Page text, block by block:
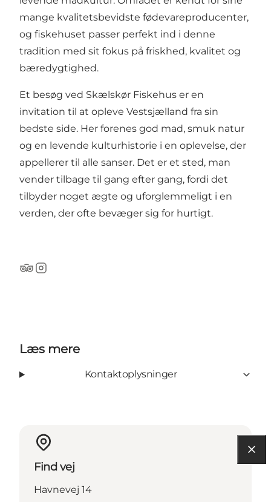
mange kvalitetsbevidste fødevareproducenter,
og fiskehuset passer perfekt ind i denne
tradition med sit fokus på friskhed, kvalitet og
bæredygtighed.
Et besøg ved Skælskør Fiskehus er en
invitation til at opleve Vestsjælland fra sin
bedste side. Her forenes god mad, smuk natur
og en levende kulturhistorie i en oplevelse, der
appellerer til alle sanser. Det er et sted, man
vender tilbage til gang efter gang, fordi det
tilbyder noget ægte og uforglemmeligt i en
verden, der ofte bevæger sig for hurtigt.
TripAdvisor
Instagram
Læs mere
Kontaktoplysninger
Find vej
Havnevej 14